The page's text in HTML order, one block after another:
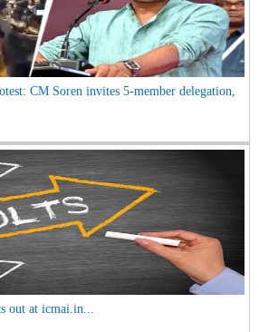
CM Soren invites 5-member delegation,
out at icmai.in...